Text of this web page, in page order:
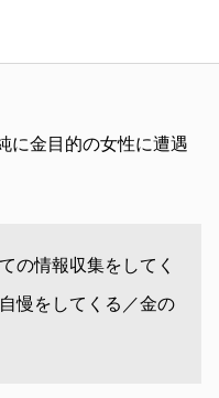
に金目的の女性に遭遇
の情報収集をしてく
慢をしてくる／金の